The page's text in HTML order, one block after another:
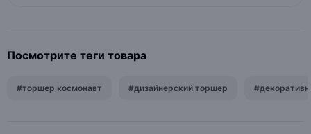
Посмотрите теги товара
#торшер космонавт #дизайнерский торшер